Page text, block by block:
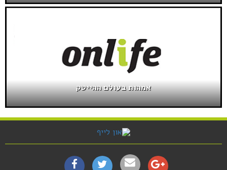
אמהות בעולם ההייטק